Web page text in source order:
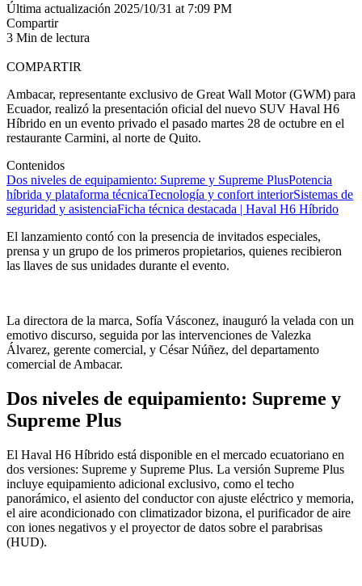
Última actualización 2025/10/31 at 7:09 PM
Compartir
3 Min de lectura
COMPARTIR
Ambacar, representante exclusivo de Great Wall Motor (GWM) para
Ecuador, realizó la presentación oficial del nuevo SUV Haval H6
Híbrido en un evento privado el pasado martes 28 de octubre en el
restaurante Carmini, al norte de Quito.
Contenidos
Dos niveles de equipamiento: Supreme y Supreme PlusPotencia
híbrida y plataforma técnicaTecnología y confort interiorSistemas de
seguridad y asistenciaFicha técnica destacada | Haval H6 Híbrido
El lanzamiento contó con la presencia de invitados especiales,
prensa y un grupo de los primeros propietarios, quienes recibieron
las llaves de sus unidades durante el evento.
La directora de la marca, Sofía Vásconez, inauguró la velada con un
emotivo discurso, seguida por las intervenciones de Valezka
Álvarez, gerente comercial, y César Núñez, del departamento
comercial de Ambacar.
Dos niveles de equipamiento: Supreme y
Supreme Plus
El Haval H6 Híbrido está disponible en el mercado ecuatoriano en
dos versiones: Supreme y Supreme Plus. La versión Supreme Plus
incluye equipamiento adicional exclusivo, como el techo
panorámico, el asiento del conductor con ajuste eléctrico y memoria,
el aire acondicionado con climatizador bizona, el purificador de aire
con iones negativos y el proyector de datos sobre el parabrisas
(HUD).